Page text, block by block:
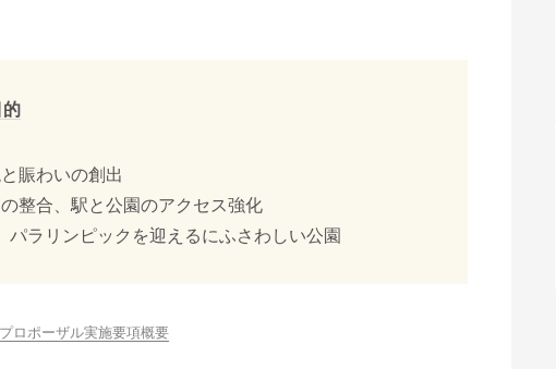
的
賑わいの創出
整合、駅と公園のアクセス強化
パラリンピックを迎えるにふさわしい公園
ロポーザル実施要項概要